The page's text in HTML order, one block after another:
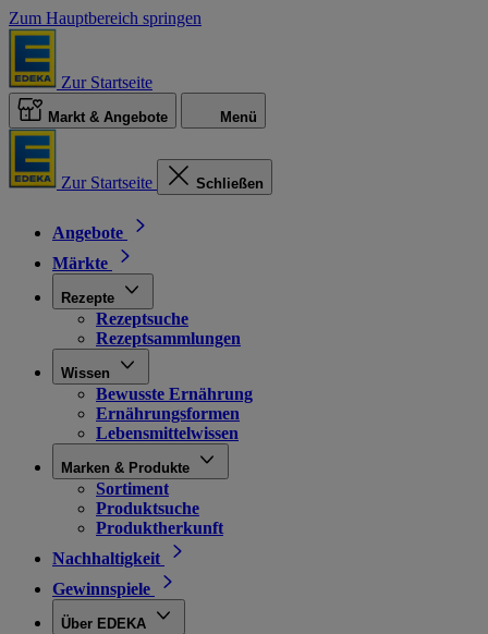
Zum Hauptbereich springen
Zur Startseite
Markt & Angebote Menü
Zur Startseite Schließen
Angebote
Märkte
Rezepte
Rezeptsuche
Rezeptsammlungen
Wissen
Bewusste Ernährung
Ernährungsformen
Lebensmittelwissen
Marken & Produkte
Sortiment
Produktsuche
Produktherkunft
Nachhaltigkeit
Gewinnspiele
Über EDEKA